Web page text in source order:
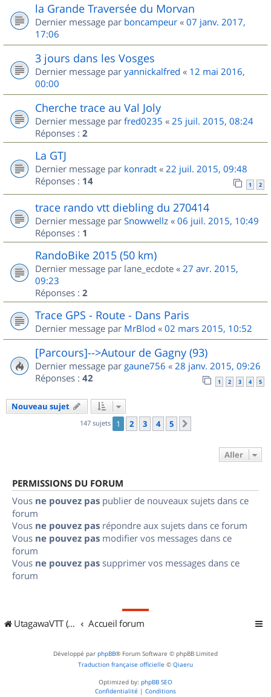
la Grande Traversée du Morvan
Dernier message par boncampeur « 07 janv. 2017,
17:06
3 jours dans les Vosges
Dernier message par yannickalfred « 12 mai 2016,
00:00
Cherche trace au Val Joly
Dernier message par fred0235 « 25 juil. 2015, 08:24
Réponses : 2
La GTJ
Dernier message par konradt « 22 juil. 2015, 09:48
Réponses : 14 1 2
trace rando vtt diebling du 270414
Dernier message par Snowwellz « 06 juil. 2015, 10:49
Réponses : 1
RandoBike 2015 (50 km)
Dernier message par lane_ecdote « 27 avr. 2015,
09:23
Réponses : 2
Trace GPS - Route - Dans Paris
Dernier message par MrBlod « 02 mars 2015, 10:52
[Parcours]-->Autour de Gagny (93)
Dernier message par gaune756 « 28 janv. 2015, 09:26
Réponses : 42 1 2 3 4 5
Nouveau sujet
147 sujets 1 2 3 4 5
Aller
PERMISSIONS DU FORUM
Vous ne pouvez pas publier de nouveaux sujets dans ce
forum
Vous ne pouvez pas répondre aux sujets dans ce forum
Vous ne pouvez pas modifier vos messages dans ce
forum
Vous ne pouvez pas supprimer vos messages dans ce
forum
UtagawaVTT (Randos VTT et VTTAE avec traces GPS) Accueil forum
Développé par phpBB® Forum Software © phpBB Limited
Traduction française officielle © Qiaeru
Optimized by: phpBB SEO
Confidentialité | Conditions